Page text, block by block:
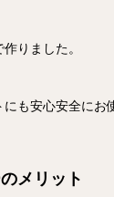
りました。
も安心安全にお
メリット